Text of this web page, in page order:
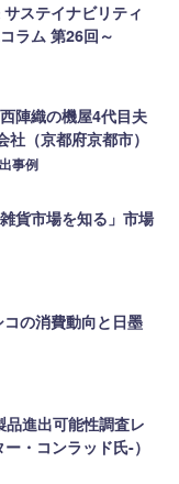
ステイナビリティ
ラム 第26回～
陣織の機屋4代目夫
（京都府京都市）
事例
貨市場を知る」市場
の消費動向と日墨
進出可能性調査レ
・コンラッド氏-）